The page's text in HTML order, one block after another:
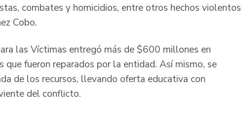
combates y homicidios, entre otros hechos violentos
Cobo.
las Víctimas entregó más de $600 millones en
que fueron reparados por la entidad. Así mismo, se
de los recursos, llevando oferta educativa con
del conflicto.